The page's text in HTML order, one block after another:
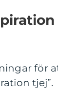
för
tjej”.